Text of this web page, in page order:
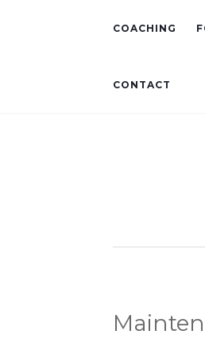
COACHING
CONTACT